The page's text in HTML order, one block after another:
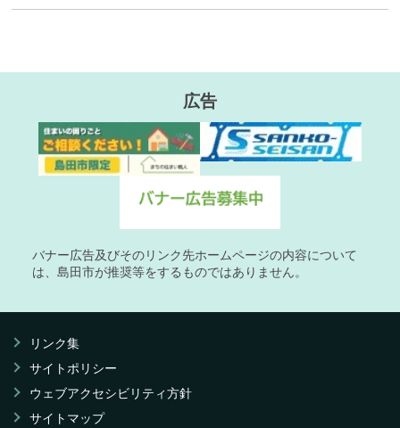
広告
バナー広告及びそのリンク先ホームページの内容について
は、島田市が推奨等をするものではありません。
リンク集
サイトポリシー
ウェブアクセシビリティ方針
サイトマップ